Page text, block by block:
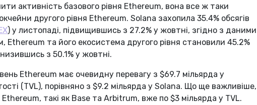
активність базового рівня Ethereum, вона все ж таки
другого рівня Ethereum. Solana захопила 35.4% обсягів
) у листопаді, підвищившись з 27.2% у жовтні, згідно з даними
Ethereum та його екосистема другого рівня становили 45.2%
з 50.1% у жовтні.
Ethereum має очевидну перевагу з $69.7 мільярда у
(TVL), порівняно з $9.2 мільярда у Solana. Що ще важливіше,
Ethereum, такі як Base та Arbitrum, вже по $3 мільярда у TVL.